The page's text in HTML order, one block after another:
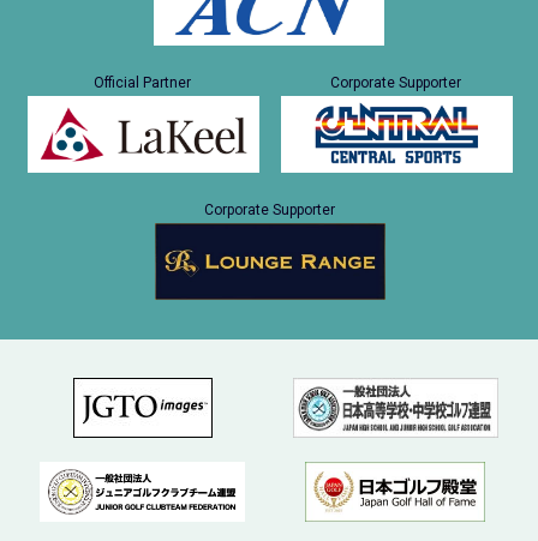
Official Partner Corporate Supporter
Corporate Supporter